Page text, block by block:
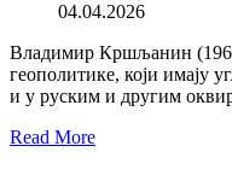
04.04.2026
Владимир Кршљанин
геополитике, који имају
и у руским и другим
Read More